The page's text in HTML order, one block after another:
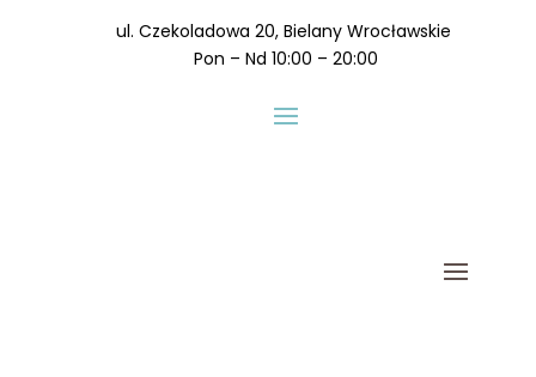
ul. Czekoladowa 20, Bielany Wrocławskie
Pon – Nd 10:00 – 20:00